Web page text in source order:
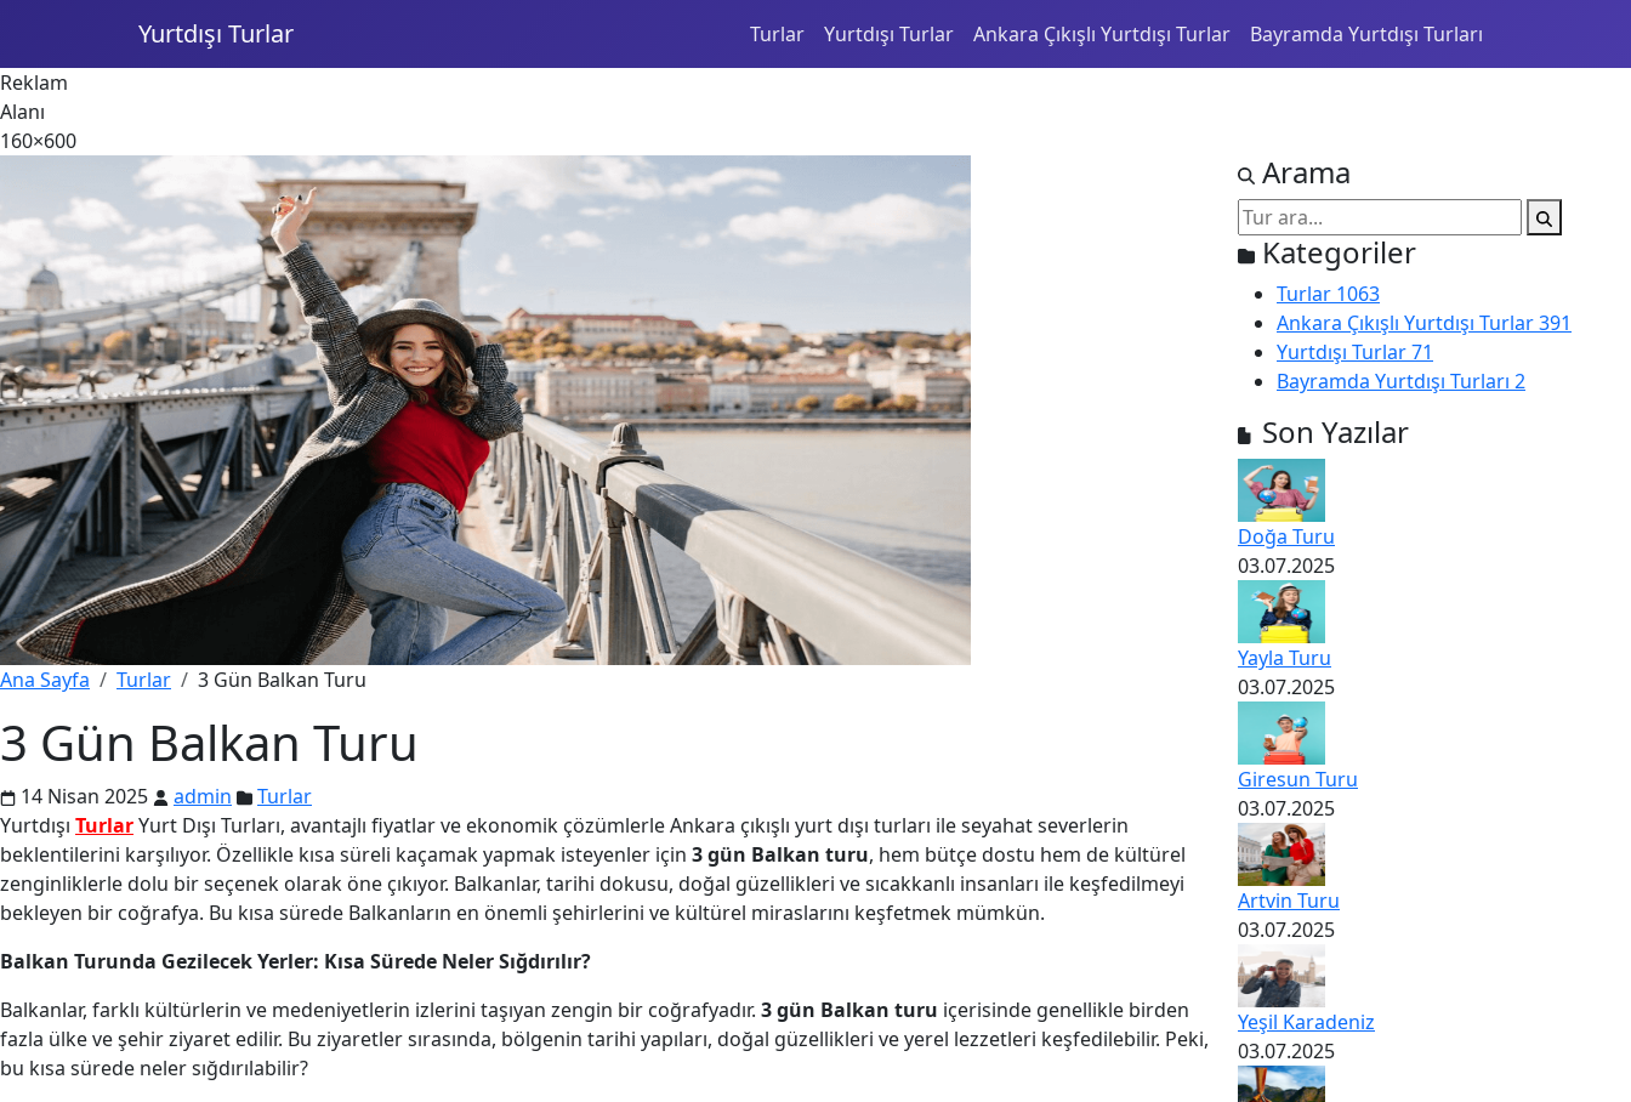
Yurtdışı Turlar Turlar Yurtdışı Turlar Ankara Çıkışlı Yurtdışı Turlar
Bayramda Yurtdışı Turları
Reklam
Alanı
160×600
Ana Sayfa Turlar 3 Gün Balkan Turu
3 Gün Balkan Turu
14 Nisan 2025 admin
Turlar
Yurtdışı TurlarYurt Dışı Turları, avantajlı fiyatlar ve ekonomik çözümlerle Ankara çıkışlı yurt dışı turları ile seyahat severlerin
beklentilerini karşılıyor. Özellikle kısa süreli kaçamak yapmak isteyenler için 3 gün Balkan turu, hem bütçe dostu hem de kültürel
zenginliklerle dolu bir seçenek olarak öne çıkıyor. Balkanlar, tarihi dokusu, doğal güzellikleri ve sıcakkanlı insanları ile keşfedilmeyi
bekleyen bir coğrafya. Bu kısa sürede Balkanların en önemli şehirlerini ve kültürel miraslarını keşfetmek mümkün.
Balkan Turunda Gezilecek Yerler: Kısa Sürede Neler Sığdırılır?
Balkanlar, farklı kültürlerin ve medeniyetlerin izlerini taşıyan zengin bir coğrafyadır. 3 gün Balkan turu içerisinde genellikle birden
fazla ülke ve şehir ziyaret edilir. Bu ziyaretler sırasında, bölgenin tarihi yapıları, doğal güzellikleri ve yerel lezzetleri keşfedilebilir. Peki,
bu kısa sürede neler sığdırılabilir?
Arama
Kategoriler
Turlar 1063
Ankara Çıkışlı Yurtdışı Turlar391
Yurtdışı Turlar71
Bayramda Yurtdışı Turları 2
Son Yazılar
Doğa Turu
03.07.2025
Yayla Turu
03.07.2025
Giresun Turu
03.07.2025
Artvin Turu
03.07.2025
Yeşil Karadeniz
03.07.2025